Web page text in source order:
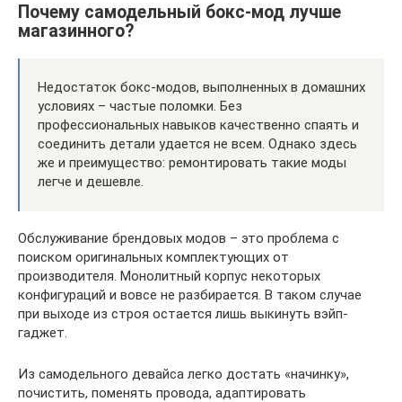
Почему самодельный бокс-мод лучше
магазинного?
Недостаток бокс-модов, выполненных в домашних
условиях – частые поломки. Без
профессиональных навыков качественно спаять и
соединить детали удается не всем. Однако здесь
же и преимущество: ремонтировать такие моды
легче и дешевле.
Обслуживание брендовых модов – это проблема с
поиском оригинальных комплектующих от
производителя. Монолитный корпус некоторых
конфигураций и вовсе не разбирается. В таком случае
при выходе из строя остается лишь выкинуть вэйп-
гаджет.
Из самодельного девайса легко достать «начинку»,
почистить, поменять провода, адаптировать